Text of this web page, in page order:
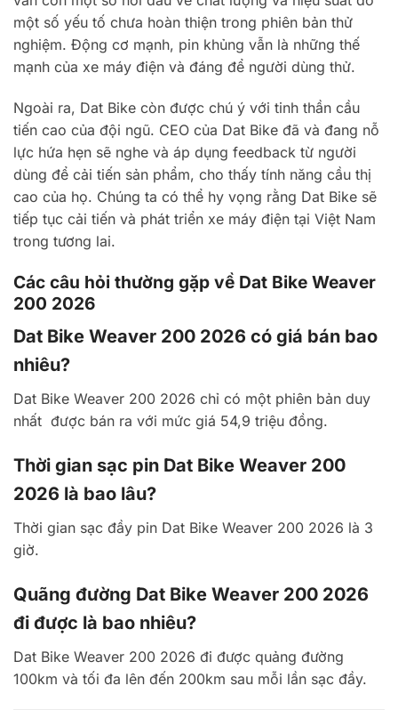
một số yếu tố chưa hoàn thiện trong phiên bản thử
nghiệm. Động cơ mạnh, pin khủng vẫn là những thế
mạnh của xe máy điện và đáng để người dùng thử.
Ngoài ra, Dat Bike còn được chú ý với tinh thần cầu
tiến cao của đội ngũ. CEO của Dat Bike đã và đang nỗ
lực hứa hẹn sẽ nghe và áp dụng feedback từ người
dùng để cải tiến sản phẩm, cho thấy tính năng cầu thị
cao của họ. Chúng ta có thể hy vọng rằng Dat Bike sẽ
tiếp tục cải tiến và phát triển xe máy điện tại Việt Nam
trong tương lai.
Các câu hỏi thường gặp về Dat Bike Weaver
200 2026
Dat Bike Weaver 200 2026 có giá bán bao
nhiêu?
Dat Bike Weaver 200 2026 chỉ có một phiên bản duy
nhất được bán ra với mức giá 54,9 triệu đồng.
Thời gian sạc pin Dat Bike Weaver 200
2026 là bao lâu?
Thời gian sạc đầy pin Dat Bike Weaver 200 2026 là 3
giờ.
Quãng đường Dat Bike Weaver 200 2026
đi được là bao nhiêu?
Dat Bike Weaver 200 2026 đi được quảng đường
100km và tối đa lên đến 200km sau mỗi lần sạc đầy.